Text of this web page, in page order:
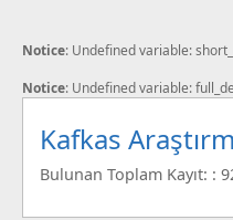
Notice: Undefined variable:
Notice: Undefined variable:
Kafkas
Bulunan Toplam Kayıt: :